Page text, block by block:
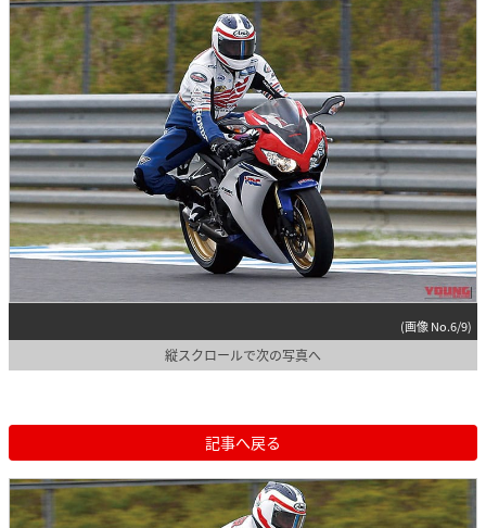
(画像 No.6/9)
縦スクロールで次の写真へ
記事へ戻る